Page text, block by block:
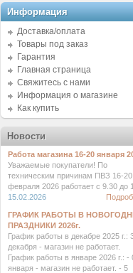
Информация
Доставка/оплата
Товары под заказ
Гарантия
Главная страница
Свяжитесь с нами
Информация о магазине
Как купить
Новости
Работа магазина 16-20 января
Уважаемые покупатели! По
техническим причинам ПВЗ 16-20
февраля 2026 работает с 9.30 до
15.02.2026
ГРАФИК РАБОТЫ В
ПРАЗДНИКИ 2026г.
График работы в декабре 2025 г.:
декабря - магазин не работает.
График работы в январе 2026 г.: -
января - магазин не работает. - 5